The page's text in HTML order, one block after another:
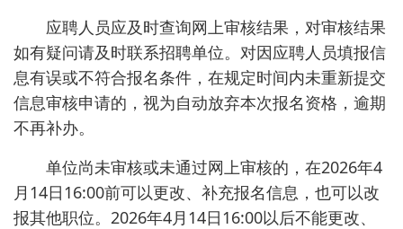
应聘人员应及时查询网上审核结果，对审核结果
如有疑问请及时联系招聘单位。对因应聘人员填报信
息有误或不符合报名条件，在规定时间内未重新提交
信息审核申请的，视为自动放弃本次报名资格，逾期
不再补办。
单位尚未审核或未通过网上审核的，在2026年4
月14日16:00前可以更改、补充报名信息，也可以改
报其他职位。2026年4月14日16:00以后不能更改、